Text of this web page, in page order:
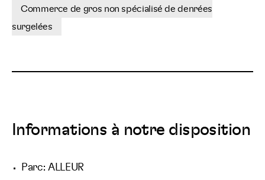
Commerce de gros non spécialisé de denrées
surgelées
Informations à notre disposition
Parc: ALLEUR